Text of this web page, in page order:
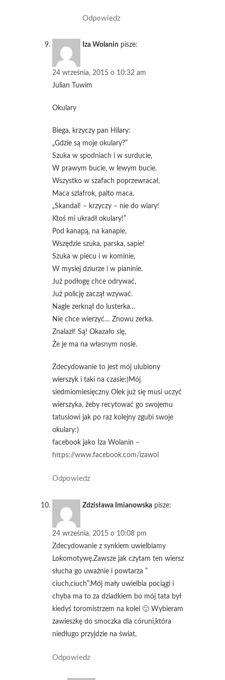
Odpowiedz
Iza Wolanin pisze:
24 września, 2015 o 10:32 am
Julian Tuwim
Okulary
Biega, krzyczy pan Hilary:
„Gdzie są moje okulary?”
Szuka w spodniach i w surducie,
W prawym bucie, w lewym bucie.
Wszystko w szafach poprzewracał,
Maca szlafrok, palto maca.
„Skandal! – krzyczy – nie do wiary!
Ktoś mi ukradł okulary!”
Pod kanapą, na kanapie,
Wszędzie szuka, parska, sapie!
Szuka w piecu i w kominie,
W mysiej dziurze i w pianinie.
Już podłogę chce odrywać,
Już policję zaczął wzywać.
Nagle zerknął do lusterka…
Nie chce wierzyć… Znowu zerka.
Znalazł! Są! Okazało się,
Że je ma na własnym nosie.
Zdecydowanie to jest mój ulubiony
wierszyk i taki na czasie:)Mój
siedmiomiesięczny Olek już się musi uczyć
wierszyka, żeby recytować go swojemu
tatusiowi jak po raz kolejny zgubi swoje
okulary:)
facebook jako Iza Wolanin –
https://www.facebook.com/izawol
Odpowiedz
Zdzisława Imianowska pisze:
24 września, 2015 o 10:08 pm
Zdecydowanie z synkiem uwielbiamy
Lokomotywę.Zawsze jak czytam ten wiersz
słucha go uważnie i powtarza ”
ciuch,ciuch”.Mój mały uwielbia pociągi i
chyba ma to za dziadkiem bo mój tata był
kiedyś toromistrzem na kolei 🙂 Wybieram
zawieszkę do smoczka dla córuni,która
niedługo przyjdzie na świat,
Odpowiedz